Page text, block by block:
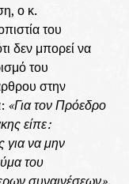
ο κ.
του
δεν μπορεί να
του
στην
«Για τον Πρόεδρο
είπε:
για να μην
του